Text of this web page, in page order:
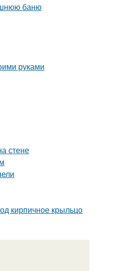
баню
руками
стене
кирпичное крыльцо